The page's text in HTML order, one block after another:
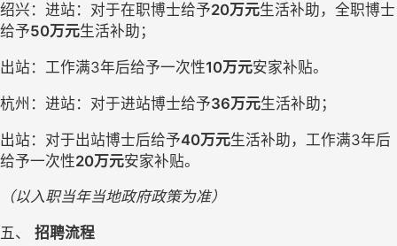
绍兴：进站：对于在职博士给予20万元生活补助，全职博士
给予50万元生活补助；
出站：工作满3年后给予一次性10万元安家补贴。
杭州：进站：对于进站博士给予36万元生活补助；
出站：对于出站博士后给予40万元生活补助，工作满3年后
给予一次性20万元安家补贴。
（以入职当年当地政府政策为准）
五、 招聘流程